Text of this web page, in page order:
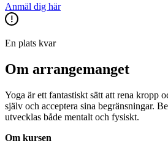
Anmäl dig här
En plats kvar
Om arrangemanget
Yoga är ett fantastiskt sätt att rena kropp
själv och acceptera sina begränsningar.
utvecklas både mentalt och fysiskt.
Om kursen